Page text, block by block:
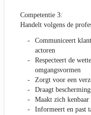
Competentie 3:
Handelt volgens de
Communiceert
actoren
Respecteert de
omgangsvormen
Zorgt voor een
Draagt
Maakt zich kenbaar
Informeert en past